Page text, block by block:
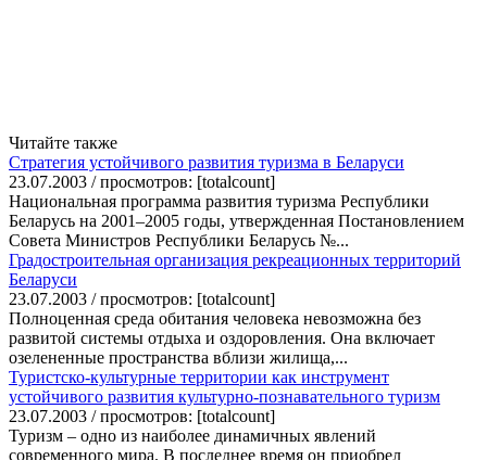
Читайте также
Стратегия устойчивого развития туризма в Беларуси
23.07.2003 / просмотров: [totalcount]
Национальная программа развития туризма Республики
Беларусь на 2001–2005 годы, утвержденная Постановлением
Совета Министров Республики Беларусь №...
Градостроительная организация рекреационных территорий
Беларуси
23.07.2003 / просмотров: [totalcount]
Полноценная среда обитания человека невозможна без
развитой системы отдыха и оздоровления. Она включает
озелененные пространства вблизи жилища,...
Туристско-культурные территории как инструмент
устойчивого развития культурно-познавательного туризм
23.07.2003 / просмотров: [totalcount]
Туризм – одно из наиболее динамичных явлений
современного мира. В последнее время он приобрел